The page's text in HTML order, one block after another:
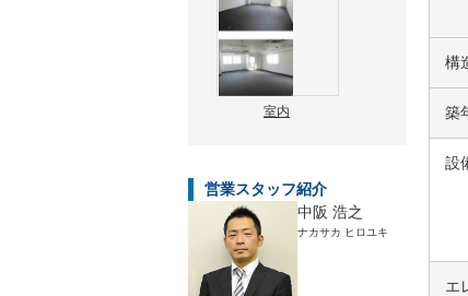
室内
営業スタッフ紹介
中阪 浩之
ナカサカ ヒロユキ
構
築
設
エ